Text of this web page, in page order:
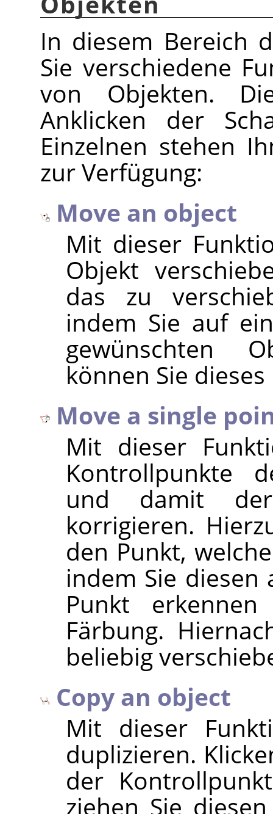
In diesem Bereich
Sie verschiedene
von Objekten.
Anklicken der
Einzelnen stehen
zur Verfügung:
Move an object
Mit dieser
Objekt
das zu
indem Sie auf
gewünschten
können Sie
Move a single
Mit dieser
Kontrollpunkte
und damit
korrigieren.
den Punkt,
indem Sie diesen
Punkt
Färbung.
beliebig
Copy an object
Mit dieser
duplizieren.
der
ziehen Sie